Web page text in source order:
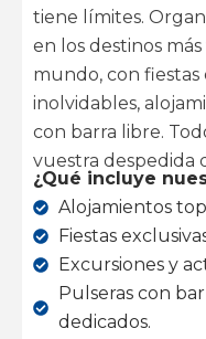
tiene límites.
en los destinos
mundo, con fiestas
inolvidables,
con barra libre.
vuestra despedida
¿Qué incluye
Alojamientos
Fiestas
Excursiones y
Pulseras con
dedicados.